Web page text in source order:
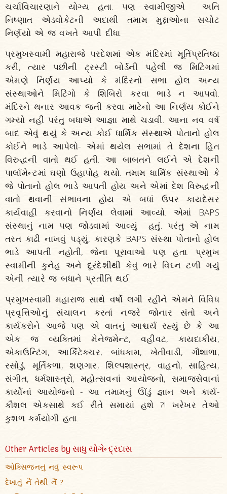
ચર્ચાવિચારણાને યોગ્ય હતા. પણ સ્વામીજીએ અતિ
નિષ્ણાત એડવોકેટની અદાથી તમામ મુદ્દાઓના સચોટ
નિર્ણયો એ જ વખતે આપી દીધા.
પ્રમુખસ્વામી મહારાજે પરદેશમાં એક મંદિરમાં મૂર્તિપ્રતિષ્ઠા
કરી, ત્યાર પછીની ટ્રસ્ટી બોર્ડની પહેલી જ મિટિંગમાં
એમણે નિર્ણય આપ્યો કે મંદિરનો સભા હોલ અન્ય
સંસ્થાઓને મિટિંગો કે શિબિરો કરવા ભાડે ન આપવો.
મંદિરને થનાર આવક જતી કરવા માટેનો આ નિર્ણય કોઈને
ગમ્યો નહીં પરંતુ બધાએ આજ્ઞા માથે ચડાવી. આના નવ વર્ષ
બાદ એવું થયું કે અન્ય કોઈ ધાર્મિક સંસ્થાએ પોતાનો હોલ
કોઈને ભાડે આપેલો- એમાં થયેલ સભામાં તે દેશના હિત
વિરુદ્ધની વાતો થઈ હતી. આ બાબતને લઈને એ દેશની
પાર્લામેન્ટમાં ઘણો ઉહાપોહ થયો. તમામ ધાર્મિક સંસ્થાઓ કે
જે પોતાનો હોલ ભાડે આપતી હોય અને એમાં દેશ વિરુદ્ધની
વાતો થવાની સંભાવના હોય એ બધાં ઉપર કાયદેસર
કાર્યવાહી કરવાનો નિર્ણય લેવામાં આવ્યો. એમાં BAPS
સંસ્થાનું નામ પણ જોડવામાં આવ્યું હતું. પરંતુ એ નામ
તરત કાઢી નાખવું પડ્યું, કારણકે BAPS સંસ્થા પોતાનો હોલ
ભાડે આપતી નહોતી, જેના પૂરાવાઓ પણ હતા. પ્રમુખ
સ્વામીની કુનેહ અને દૂરંદેશીથી કેવું ભારે વિઘ્ન ટળી ગયું
એની ત્યારે જ બધાને પ્રતીતિ થઈ.
પ્રમુખસ્વામી મહારાજ સાથે વર્ષો લગી રહીને એમને વિવિધ
પ્રવૃત્તિઓનું સંચાલન કરતાં નજરે જોનાર સંતો અને
કાર્યકરોને આજે પણ એ વાતનું આશ્ચર્ય રહ્યું છે કે આ
એક જ વ્યક્તિમાં મેનેજમેન્ટ, વહીવટ, કાયદાકીય,
એકાઉન્ટિંગ, આર્કિટેક્ચર, બાંધકામ, ખેતીવાડી, ગૌશાળા,
રસોડું, મૂર્તિકળા, શણગાર, શિલ્પશાસ્ત્ર, વાહનો, સાહિત્ય,
સંગીત, ધર્મશાસ્ત્રો, મહોત્સવનાં આયોજનો, સમાજસેવાનાં
કાર્યોનાં આયોજનો - આ તમામનું ઊંડું જ્ઞાન અને કાર્ય-
કૌશલ એકસાથે કઈ રીતે સમાયાં હશે ?! ખરેખર તેઓ
કુશળ કર્મયોગી હતા.
Other Articles by સાધુ યોગેન્દ્રદાસ
ઓક્સિજનનું નવું સ્વરૂપ
દેખાતું નૈં તેથી નૈં ?